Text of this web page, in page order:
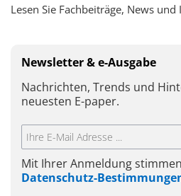
Lesen Sie Fachbeiträge, News
Newsletter & e-Ausgabe
Nachrichten, Trends und
neuesten E-paper.
Mit Ihrer Anmeldung
Datenschutz-